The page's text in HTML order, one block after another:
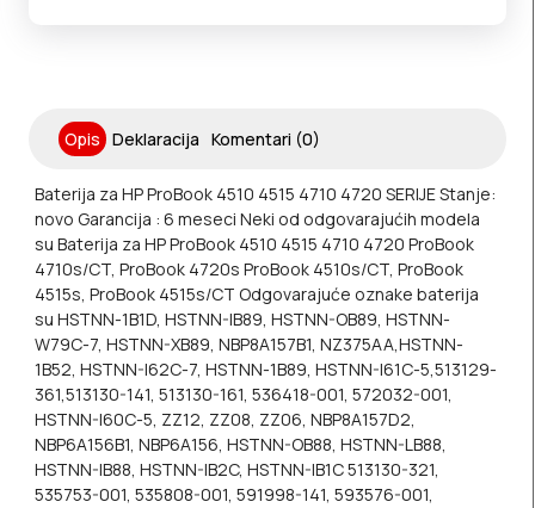
Opis Deklaracija Komentari (0)
Baterija za HP ProBook 4510 4515 4710 4720 SERIJE Stanje:
novo Garancija : 6 meseci Neki od odgovarajućih modela
su Baterija za HP ProBook 4510 4515 4710 4720 ProBook
4710s/CT, ProBook 4720s ProBook 4510s/CT, ProBook
4515s, ProBook 4515s/CT Odgovarajuće oznake baterija
su HSTNN-1B1D, HSTNN-IB89, HSTNN-OB89, HSTNN-
W79C-7, HSTNN-XB89, NBP8A157B1, NZ375AA,HSTNN-
1B52, HSTNN-I62C-7, HSTNN-1B89, HSTNN-I61C-5,513129-
361,513130-141, 513130-161, 536418-001, 572032-001,
HSTNN-I60C-5, ZZ12, ZZ08, ZZ06, NBP8A157D2,
NBP6A156B1, NBP6A156, HSTNN-OB88, HSTNN-LB88,
HSTNN-IB88, HSTNN-IB2C, HSTNN-IB1C 513130-321,
535753-001, 535808-001, 591998-141, 593576-001,